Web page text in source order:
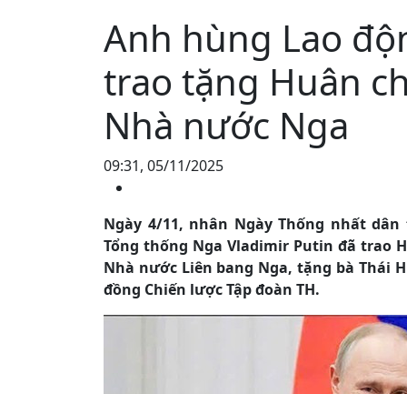
Anh hùng Lao
trao tặng Huân
Nhà nước Nga
09:31, 05/11/2025
Ngày 4/11, nhân Ngày Thống nhất
Tổng thống Nga Vladimir Putin đã trao
Nhà nước Liên bang Nga, tặng bà Thái
đồng Chiến lược Tập đoàn TH.